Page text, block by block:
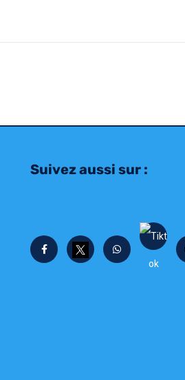
Suivez aussi sur :